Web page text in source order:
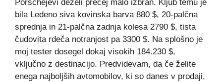
Porschejevi deželi precej malo izbran. Kljub temu je
bila Ledeno siva kovinska barva 880 $, 20-palčna
sprednja in 21-palčna zadnja kolesa 2790 $, tista
čudovita rdeča notranjost pa 3300 $. Na splošno je
moj tester dosegel dokaj visokih 184.230 $,
vključno z destinacijo. Predvidevam, da če želite
enega najboljših avtomobilov, ki so danes v prodaji,